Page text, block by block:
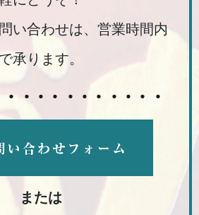
い合わせは、営業時間内
で承ります。
または